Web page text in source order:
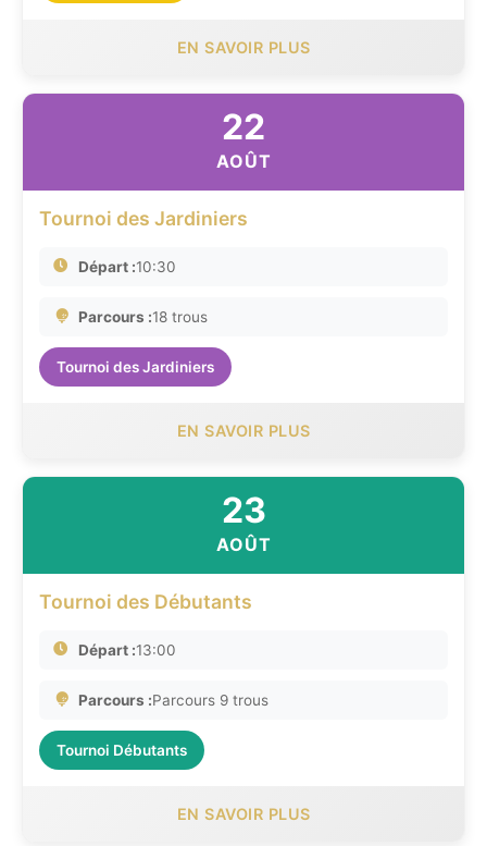
EN SAVOIR PLUS
22
AOÛT
Tournoi des Jardiniers
Départ :10:30
Parcours :18 trous
Tournoi des Jardiniers
EN SAVOIR PLUS
23
AOÛT
Tournoi des Débutants
Départ :13:00
Parcours :Parcours 9 trous
Tournoi Débutants
EN SAVOIR PLUS